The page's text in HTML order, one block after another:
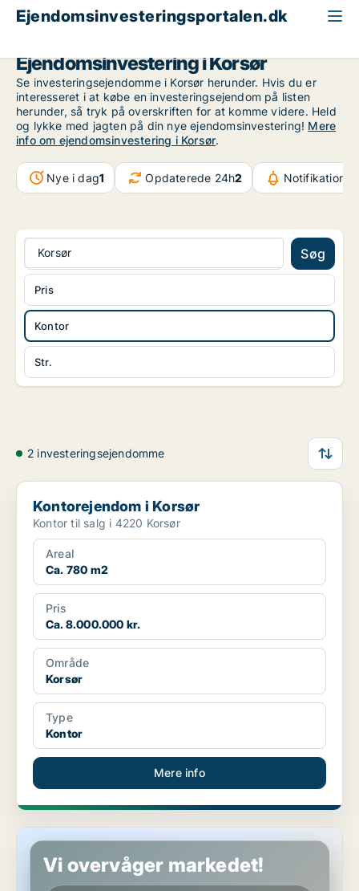
Ejendomsinvesteringsportalen.dk
Ejendomsinvestering i Korsør
Se investeringsejendomme i Korsør herunder. Hvis du er
interesseret i at købe en investeringsejendom på listen
herunder, så tryk på overskriften for at komme videre. Held
og lykke med jagten på din nye ejendomsinvestering! Mere
info om ejendomsinvestering i Korsør.
Nye i dag1 Opdaterede 24h2
Korsør Søg
Kontor
Str.
Pris
2 investeringsejendomme
Kontorejendom i Korsør
Kontorejendom i Korsør
Kontor til salg i 4220 Korsør
Areal
Ca. 780 m2
Pris
Ca. 8.000.000 kr.
Område
Korsør
Type
Kontor
Mere info
Butik i Korsør
Vi overvåger markedet!